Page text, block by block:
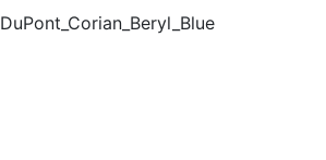
DuPont_Corian_Beryl_Blue